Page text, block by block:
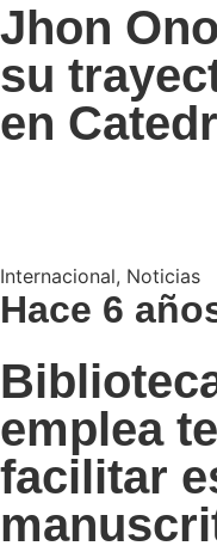
Jhon
su
en
Internacional, Noticias
Hace 6
emplea
facilitar